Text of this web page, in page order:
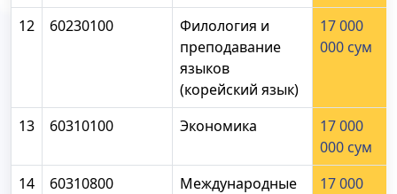
12 60230100
Филология и
преподавание
языков
(корейский язык)
17 000
000 сум
13 60310100 Экономика
17 000
000 сум
14
60310800
Международные
17 000